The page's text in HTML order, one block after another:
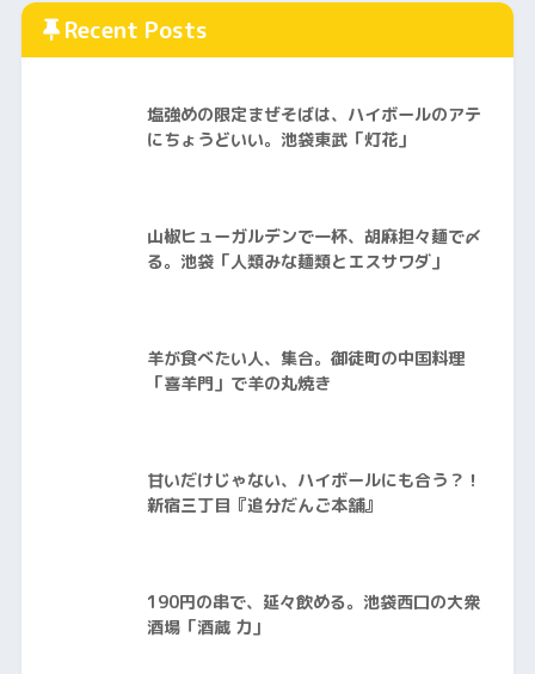
Recent Posts
塩強めの限定まぜそばは、ハイボールのアテ
にちょうどいい。池袋東武「灯花」
山椒ヒューガルデンで一杯、胡麻担々麺で〆
る。池袋「人類みな麺類とエスサワダ」
羊が食べたい人、集合。御徒町の中国料理
「喜羊門」で羊の丸焼き
甘いだけじゃない、ハイボールにも合う？！
新宿三丁目『追分だんご本舗』
190円の串で、延々飲める。池袋西口の大衆
酒場「酒蔵 力」